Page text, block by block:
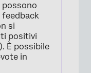
feedback
si
positivi
È possibile
in